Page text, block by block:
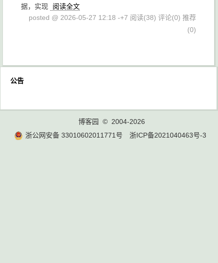
据，实现
阅读全文
posted @ 2026-05-27 12:18 -+7 阅读(38) 评论(0) 推荐
(0)
公告
博客园
© 2004-2026
浙公网安备 33010602011771号
浙ICP备2021040463号-3